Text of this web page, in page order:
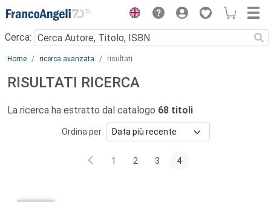
Menu
Cerca:
Main content
Home ricerca avanzata risultati
RISULTATI RICERCA
La ricerca ha estratto dal catalogo 68 titoli
Ordina per
1 2 3 4